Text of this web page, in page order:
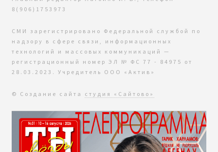
8(906)1753973
СМИ зарегистрировано Федеральной службой по
надзору в сфере связи, информационных
технологий и массовых коммуникаций —
регистрационный номер ЭЛ № ФС 77 - 84975 от
28.03.2023. Учредитель ООО «Актив»
© Создание сайта студия «Сайтово»